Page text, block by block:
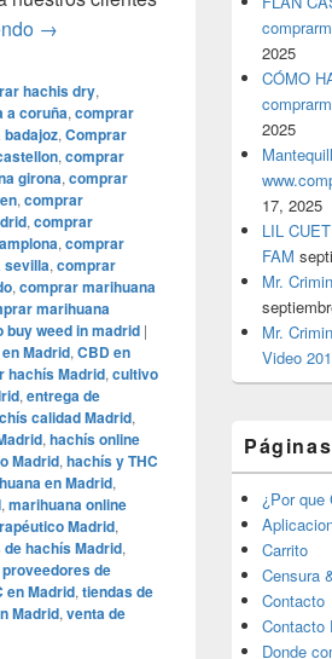
¡Bienvenido a
→
hachis dry,
a coruña, comprar
, Comprar
, comprar
girona, comprar
, comprar
, comprar
, comprar
sevilla, comprar
, comprar marihuana
marihuana
buy weed in madrid |
Madrid, CBD en
hachís Madrid, cultivo
, entrega de
calidad Madrid,
, hachís online
Madrid, hachís y THC
en Madrid,
, marihuana online
Madrid,
hachís Madrid,
proveedores de
en Madrid, tiendas de
Madrid, venta de
2025
CÓMO
2025
17, 2025
LIL
FAM
Mr.
Mr.
Video
Páginas
¿Por que
Carrito
Censura
Contacto
Contacto
Donde